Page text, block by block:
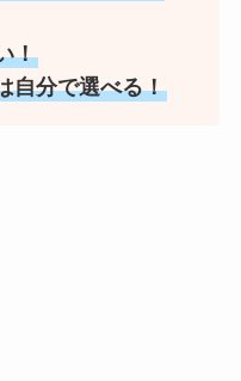
！
自分で選べる！